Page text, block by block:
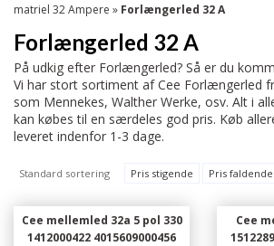
matriel 32 Ampere » Forlængerled 32 A
Forlængerled 32 A
På udkig efter Forlængerled? Så er du
Vi har stort sortiment af Cee Forlængerled
som Mennekes, Walther Werke, osv. Alt i
kan købes til en særdeles god pris. Køb
leveret indenfor 1-3 dage.
Standard sortering Pris stigende Pris faldende
Cee mellemled 32a 5 pol 330
1412000422 4015609000456
Cee